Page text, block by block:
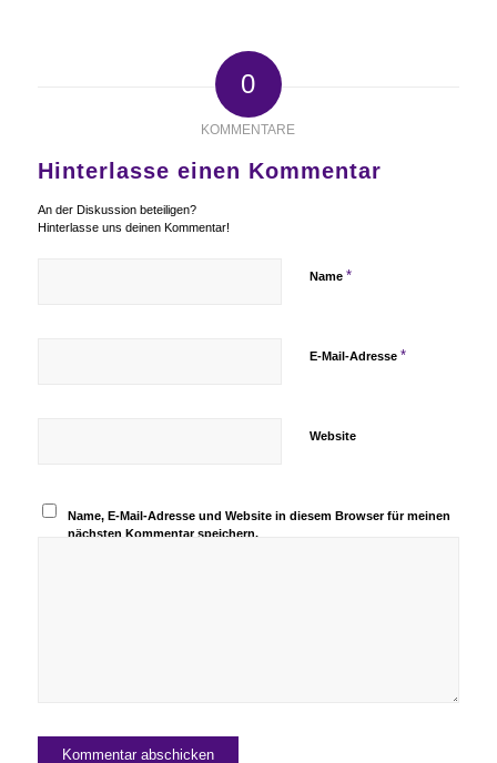
0
KOMMENTARE
Hinterlasse einen Kommentar
An der Diskussion beteiligen?
Hinterlasse uns deinen Kommentar!
Name *
E-Mail-Adresse *
Website
Name, E-Mail-Adresse und Website in diesem Browser für meinen
nächsten Kommentar speichern.